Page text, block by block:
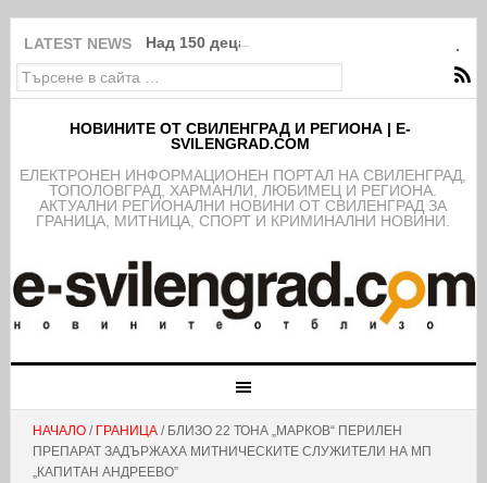
LATEST NEWS Над 150 деца от школата на ФК
НОВИНИТЕ ОТ СВИЛЕНГРАД И РЕГИОНА | E-
SVILENGRAD.COM
EЛЕКТРОНЕН ИНФОРМАЦИОНЕН ПОРТАЛ НА СВИЛЕНГРАД,
ТОПОЛОВГРАД, ХАРМАНЛИ, ЛЮБИМЕЦ И РЕГИОНА.
АКТУАЛНИ РЕГИОНАЛНИ НОВИНИ ОТ СВИЛЕНГРАД ЗА
ГРАНИЦА, МИТНИЦА, СПОРТ И КРИМИНАЛНИ НОВИНИ.
НАЧАЛО/ ГРАНИЦА/ БЛИЗО 22 ТОНА „МАРКОВ“ ПЕРИЛЕН
ПРЕПАРАТ ЗАДЪРЖАХА МИТНИЧЕСКИТЕ СЛУЖИТЕЛИ НА МП
„КАПИТАН АНДРЕЕВО”